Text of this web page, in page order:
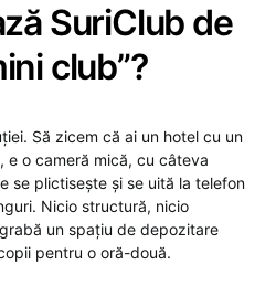
SuriClub de
club”?
Să zicem că ai un hotel cu un
e o cameră mică, cu câteva
se plictisește și se uită la telefon
Nicio structură, nicio
un spațiu de depozitare
pentru o oră-două.